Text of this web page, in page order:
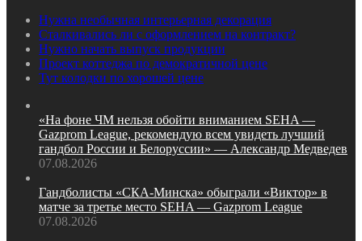
Нужна необычная интерьерная декорация
Сталкивались ли с оформлением на контракт?
Нужно начать выпуск продукции
Проект коттеджа по демократичной цене
Тут колодки по хорошей цене
«На фоне ЧМ нельзя обойти вниманием SEHA —
Gazprom League, рекомендую всем увидеть лучший
гандбол России и Белоруссии» — Александр Медведев
07.08.2026
Гандболисты «СКА‑Минска» обыграли «Виктор» в
матче за третье место SEHA — Gazprom League
07.08.2026